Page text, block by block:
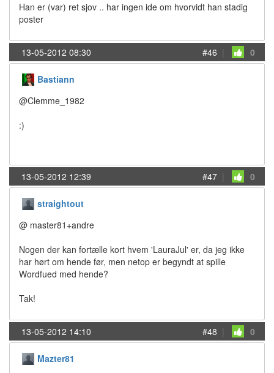
Han er (var) ret sjov .. har ingen ide om hvorvidt han stadig
poster
13-05-2012 08:30 #46 | 0
Bastiann
@Clemme_1982
:)
13-05-2012 12:39 #47 | 0
straightout
@ master81+andre
Nogen der kan fortælle kort hvem 'LauraJul' er, da jeg ikke
har hørt om hende før, men netop er begyndt at spille
Wordfued med hende?
Tak!
13-05-2012 14:10 #48 | 0
Mazter81